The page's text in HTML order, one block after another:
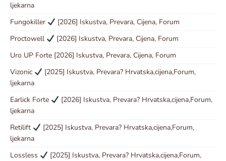
ljekarna
Fungokiller
[2026] Iskustva, Prevara, Cijena, Forum
Proctowell
[2026] Iskustva, Prevara, Cijena, Forum
Uro UP Forte [2026] Iskustva, Prevara, Cijena, Forum
Vizonic
[2025] Iskustva, Prevara? Hrvatska,cijena,Forum,
ljekarna
Earlick Forte
[2026] Iskustva, Prevara? Hrvatska,cijena,Forum,
ljekarna
Retilift
[2025] Iskustva, Prevara? Hrvatska,cijena,Forum,
ljekarna
Lossless
[2025] Iskustva, Prevara? Hrvatska,cijena,Forum,